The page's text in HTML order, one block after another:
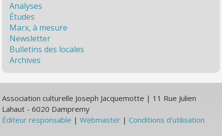
Analyses
Études
Marx, à mesure
Newsletter
Bulletins des locales
Archives
Association culturelle Joseph Jacquemotte | 11 Rue Julien
Lahaut - 6020 Dampremy
Éditeur responsable |Webmaster |Conditions d'utilisation